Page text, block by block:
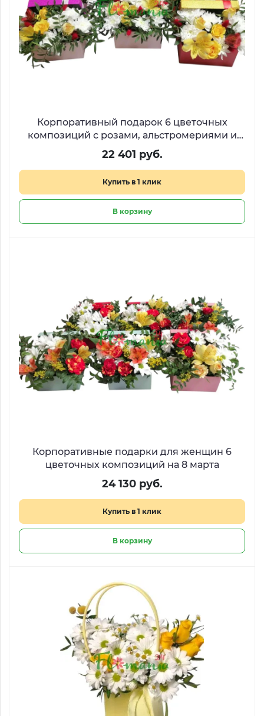
Корпоративный подарок 6 цветочных
композиций с розами, альстромериями и
хризантемами на 8 марта
22 401 руб.
Купить в 1 клик
В корзину
Корпоративные подарки для женщин 6
цветочных композиций на 8 марта
24 130 руб.
Купить в 1 клик
В корзину